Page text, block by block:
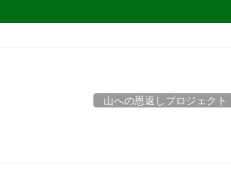
山への恩返しプロジェクト